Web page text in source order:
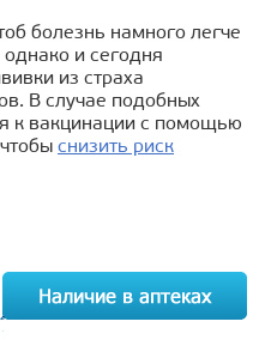
болезнь намного легче
и сегодня
из страха
В случае подобных
к вакцинации с помощью
снизить риск